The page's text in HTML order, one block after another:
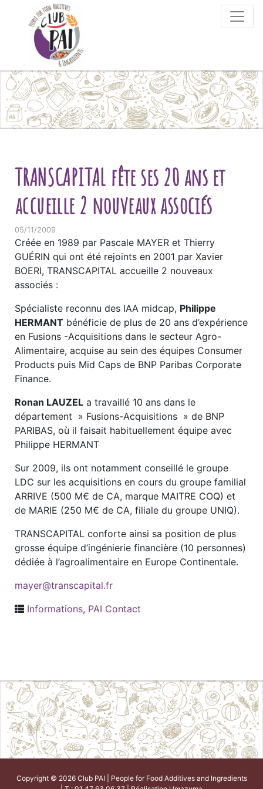
Skip to content
TRANSCAPITAL fête ses 20 ans et
accueille 2 nouveaux associés
05/11/2009
Créée en 1989 par Pascale MAYER et Thierry
GUÉRIN qui ont été rejoints en 2001 par Xavier
BOERI, TRANSCAPITAL accueille 2 nouveaux
associés :
Spécialiste reconnu des IAA midcap, Philippe
HERMANT bénéficie de plus de 20 ans d’expérience
en Fusions -Acquisitions dans le secteur Agro-
Alimentaire, acquise au sein des équipes Consumer
Products puis Mid Caps de BNP Paribas Corporate
Finance.
Ronan LAUZEL a travaillé 10 ans dans le
département » Fusions-Acquisitions » de BNP
PARIBAS, où il faisait habituellement équipe avec
Philippe HERMANT
Sur 2009, ils ont notamment conseillé le groupe
LDC sur les acquisitions en cours du groupe familial
ARRIVE (500 M€ de CA, marque MAITRE COQ) et
de MARIE (250 M€ de CA, filiale du groupe UNIQ).
TRANSCAPITAL conforte ainsi sa position de plus
grosse équipe d’ingénierie financière (10 personnes)
dédiée à l’agroalimentaire en Europe Continentale.
mayer@transcapital.fr
Informations, PAI Contact
Copyright © 2026 Club PAI | People for Food Additives and Ingredients